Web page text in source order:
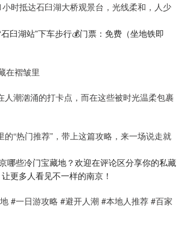
时抵达石臼湖大桥观景台，光线柔和，人少
臼湖站”下车步行💰门票：免费（坐地铁即
在褶皱里
人潮汹涌的打卡点，而在这些被时光温柔包裹
“热门推荐”，带上这篇攻略，来一场说走就
哪些冷门宝藏地？欢迎在评论区分享你的私藏
更多人看见不一样的南京！
#一日游攻略 #避开人潮 #本地人推荐 #百家